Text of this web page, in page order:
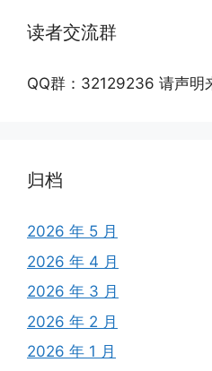
读者交流群
QQ群：32129236 请声明
归档
2026 年 5 月
2026 年 4 月
2026 年 3 月
2026 年 2 月
2026 年 1 月